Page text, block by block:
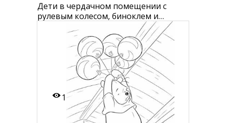
Дети в чердачном помещении с
рулевым колесом, биноклем и
1